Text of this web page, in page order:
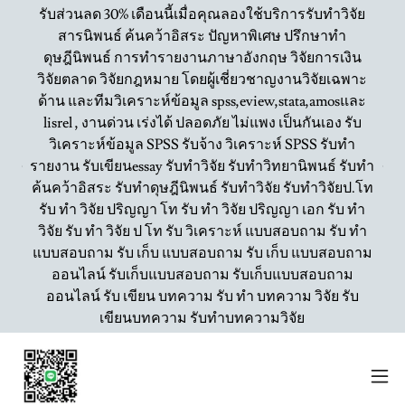
รับส่วนลด 30% เดือนนี้เมื่อคุณลองใช้บริการรับทำวิจัย
สารนิพนธ์ ค้นคว้าอิสระ ปัญหาพิเศษ ปรึกษาทำ
ดุษฎีนิพนธ์ การทำรายงานภาษาอังกฤษ วิจัยการเงิน
วิจัยตลาด วิจัยกฎหมาย โดยผู้เชี่ยวชาญงานวิจัยเฉพาะ
ด้าน และทีมวิเคราะห์ข้อมูล spss,eview,stata,amosและ
lisrel , งานด่วน เร่งได้ ปลอดภัย ไม่แพง เป็นกันเอง รับ
วิเคราะห์ข้อมูล SPSS รับจ้าง วิเคราะห์ SPSS รับทำ
รายงาน รับเขียนessay รับทำวิจัย รับทำวิทยานิพนธ์ รับทำ
ค้นคว้าอิสระ รับทำดุษฎีนิพนธ์ รับทำวิจัย รับทำวิจัยป.โท
รับ ทำ วิจัย ปริญญา โท รับ ทำ วิจัย ปริญญา เอก รับ ทำ
วิจัย รับ ทำ วิจัย ป โท รับ วิเคราะห์ แบบสอบถาม รับ ทำ
แบบสอบถาม รับ เก็บ แบบสอบถาม รับ เก็บ แบบสอบถาม
ออนไลน์ รับเก็บแบบสอบถาม รับเก็บแบบสอบถาม
ออนไลน์ รับ เขียน บทความ รับ ทำ บทความ วิจัย รับ
เขียนบทความ รับทำบทความวิจัย